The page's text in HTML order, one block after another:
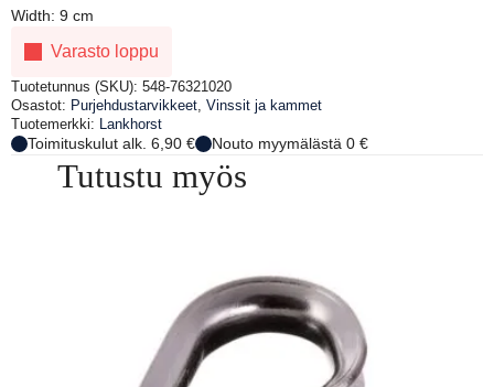
Width: 9 cm
Varasto loppu
Tuotetunnus (SKU): 548-76321020
Osastot: Purjehdustarvikkeet Vinssit ja kammet
Tuotemerkki:
Lankhorst
Toimituskulut alk. 6,90 € Nouto myymälästä 0 €
Tutustu myös